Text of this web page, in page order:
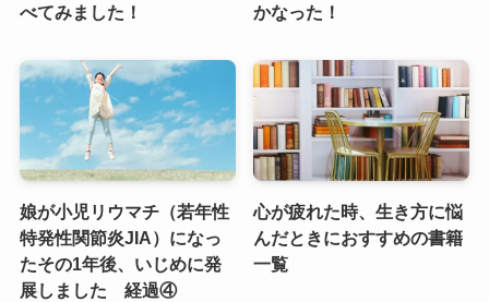
べてみました！
かなった！
娘が小児リウマチ（若年性
特発性関節炎JIA）になっ
たその1年後、いじめに発
展しました 経過④
心が疲れた時、生き方に悩
んだときにおすすめの書籍
一覧